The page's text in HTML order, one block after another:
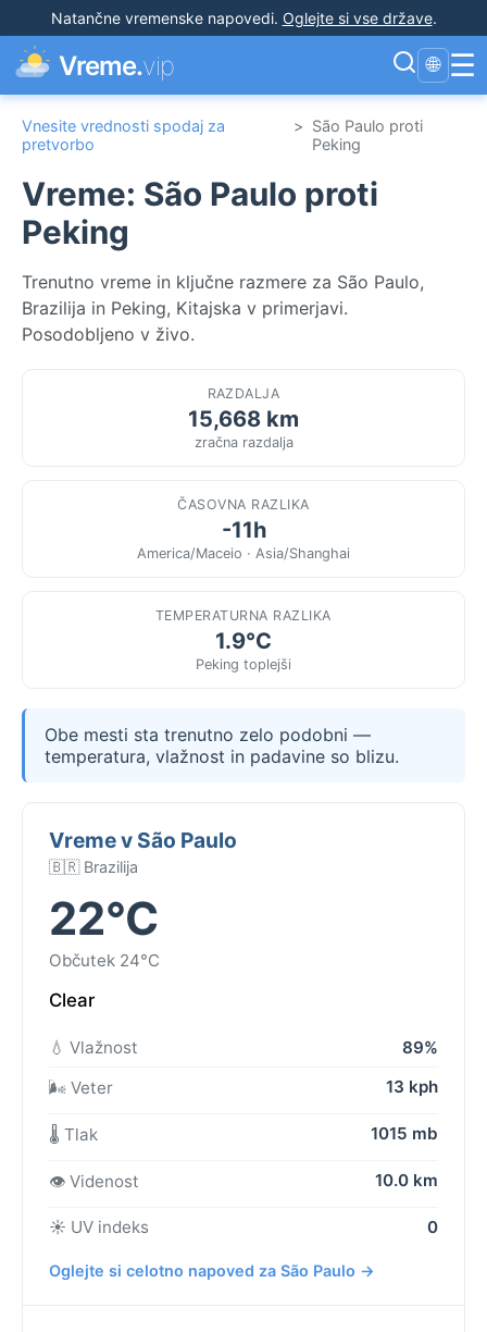
Natančne vremenske napovedi. Oglejte si vse države.
Vreme.vip 🌐 ☰
Vnesite vrednosti spodaj za
pretvorbo
> São Paulo proti
Peking
Vreme: São Paulo proti
Peking
Trenutno vreme in ključne razmere za São Paulo,
Brazilija in Peking, Kitajska v primerjavi.
Posodobljeno v živo.
RAZDALJA
15,668 km
zračna razdalja
ČASOVNA RAZLIKA
-11h
America/Maceio · Asia/Shanghai
TEMPERATURNA RAZLIKA
1.9°C
Peking toplejši
Obe mesti sta trenutno zelo podobni —
temperatura, vlažnost in padavine so blizu.
Vreme v São Paulo
🇧🇷 Brazilija
22°C
Občutek 24°C
Clear
💧 Vlažnost
89%
🌬️ Veter
13 kph
🌡️ Tlak 1015 mb
👁️ Videnost 10.0 km
☀️ UV indeks 0
Oglejte si celotno napoved za São Paulo →